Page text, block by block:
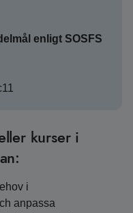
enligt SOSFS
kurser i
i
anpassa